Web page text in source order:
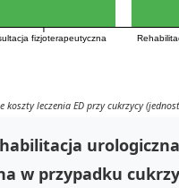
fizjoterapeutyczna
koszty leczenia ED przy cukrzycy
w przypadku